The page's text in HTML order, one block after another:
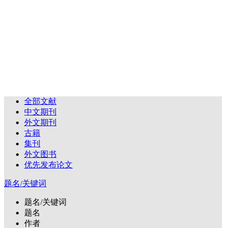
全部文献
中文期刊
外文期刊
古籍
集刊
外文图书
优先发布论文
题名/关键词
题名/关键词
题名
作者